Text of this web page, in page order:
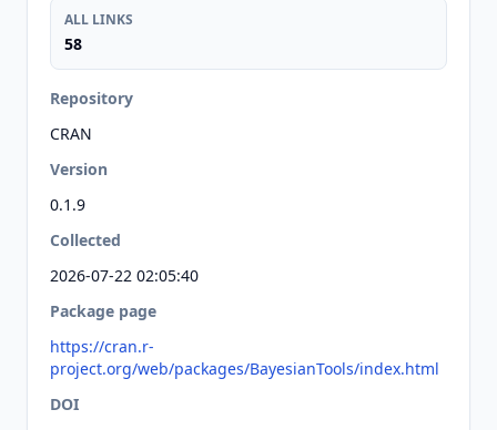
ALL LINKS
58
Repository
CRAN
Version
0.1.9
Collected
2026-07-22 02:05:40
Package page
https://cran.r-
project.org/web/packages/BayesianTools/index.html
DOI